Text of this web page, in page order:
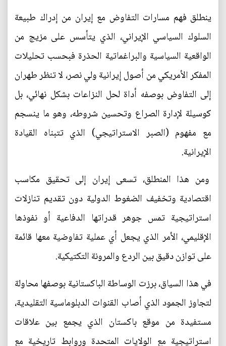
ينطلق فهم مسارات التفاوض مع إيران من إدراك طبيعة
السلوك السياسي الإيراني، الذي يتأسس على مزيج من
الواقعية السياسية والبراغماتية الحذرة فبحسب تحليلات
المفكر الأمريكي من أصول إيرانية ولي نصر، لا تنظر طهران
إلى التفاوض بوصفه أداة لحل النزاعات بشكل نهائي، بل
كوسيلة لإدارة الصراع وتحسين شروطه، وهو ما ينسجم
مع مفهوم (الصبر الاستراتيجي) الذي تتبناه القيادة
الإيرانية.
ومن هذا المنطلق، تسعى إيران إلى تحقيق مكاسب
اقتصادية وتخفيف الضغوط الدولية دون تقديم تنازلات
استراتيجية تمس جوهر قدراتها الدفاعية أو نفوذها
الإقليمي، الأمر الذي يجعل أي عملية تفاوضية معها قائمة
على توازن دقيق بين الردع والمرونة التكتيكية.
في هذا السياق، برزت الوساطة الباكستانية بوصفها محاولة
لتجاوز الجمود الذي أصاب القنوات الدبلوماسية التقليدية،
مستفيدة من موقع باكستان الذي يجمع بين علاقات
استراتيجية مع الولايات المتحدة وروابط تاريخية مع